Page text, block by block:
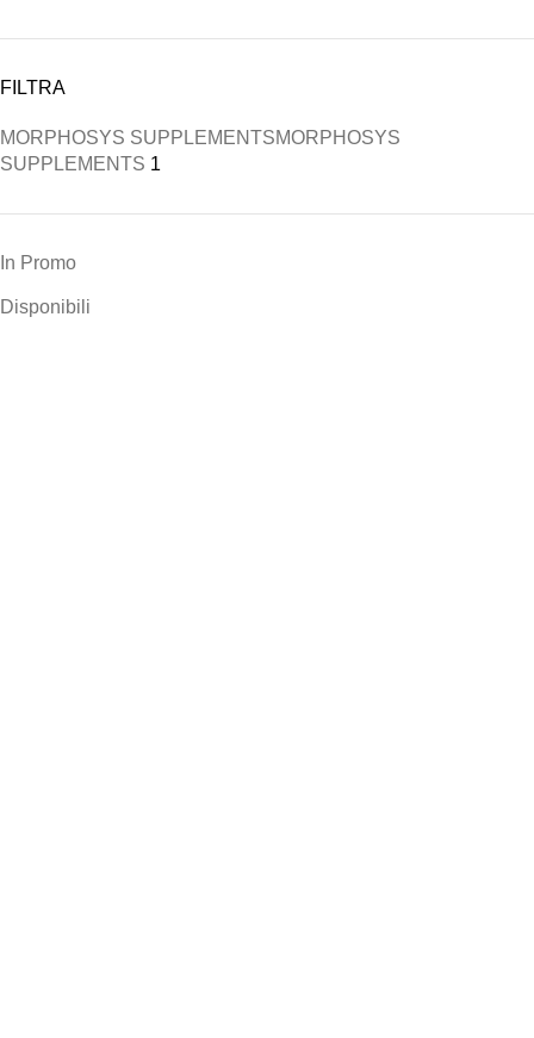
FILTRA
MORPHOSYS SUPPLEMENTSMORPHOSYS
SUPPLEMENTS 1
In Promo
Disponibili